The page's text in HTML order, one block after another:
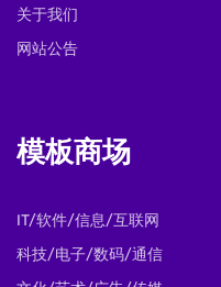
关于我们
网站公告
模板商场
IT/软件/信息/互联网
科技/电子/数码/通信